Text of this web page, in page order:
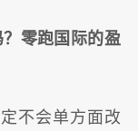
零跑国际的盈
不会单方面改